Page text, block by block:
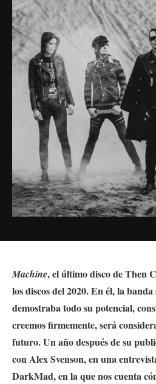
Machine, el último disco de Then
los discos del 2020. En él, la
demostraba todo su potencial,
creemos firmemente, será
futuro. Un año después de su
con Alex Svenson, en una
DarkMad, en la que nos cuenta